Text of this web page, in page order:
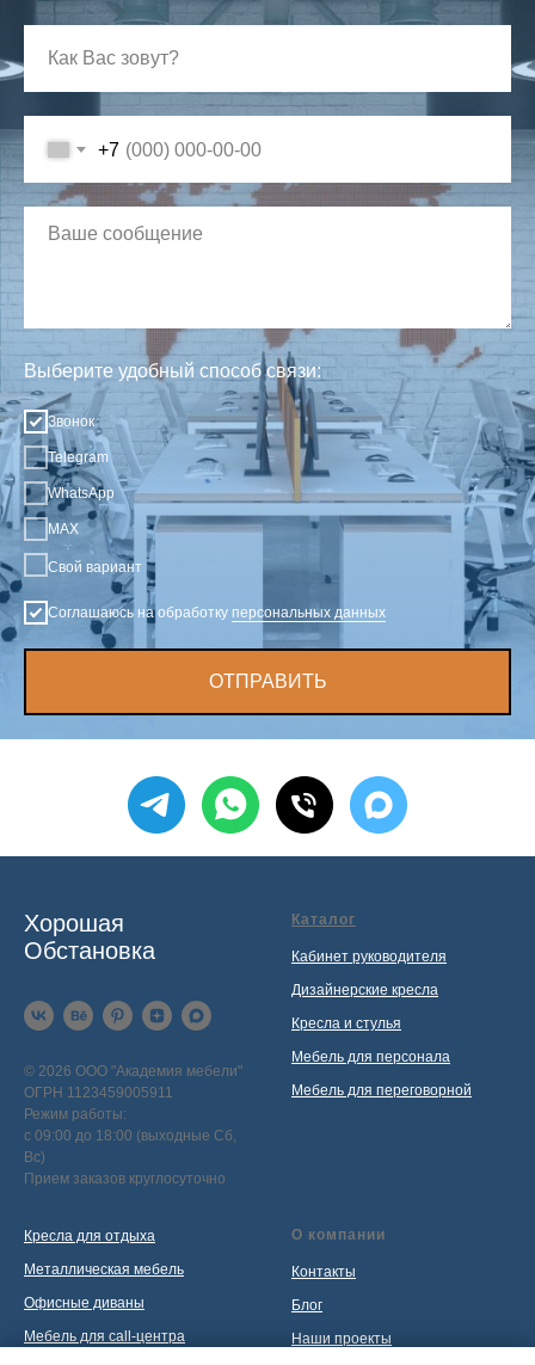
+7
Выберите удобный способ связи:
Звонок
Telegram
WhatsApp
MAX
Свой вариант
Соглашаюсь на обработку персональных данных
ОТПРАВИТЬ
Хорошая
Обстановка
© 2026 ООО "Академия мебели"
ОГРН 1123459005911
Режим работы:
с 09:00 до 18:00 (выходные Сб,
Вс)
Прием заказов круглосуточно
Каталог
Кабинет руководителя
Дизайнерские кресла
Кресла и стулья
Мебель для персонала
Мебель для переговорной
Кресла для отдыха
Металлическая мебель
Офисные диваны
Мебель для call-центра
О компании
Контакты
Блог
Наши проекты